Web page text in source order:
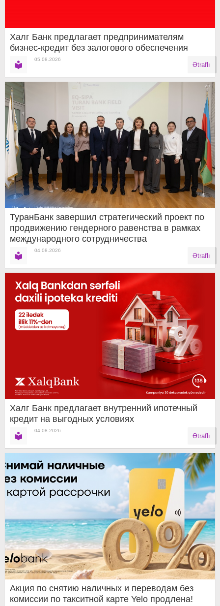
Халг Банк предлагает предпринимателям
бизнес-кредит без залогового обеспечения
05.08.2026
Ətraflı
ТуранБанк завершил стратегический проект по
продвижению гендерного равенства в рамках
международного сотрудничества
04.08.2026
Ətraflı
Халг Банк предлагает внутренний ипотечный
кредит на выгодных условиях
04.08.2026
Ətraflı
Акция по снятию наличных и переводам без
комиссии по такситной карте Yelo продлена!